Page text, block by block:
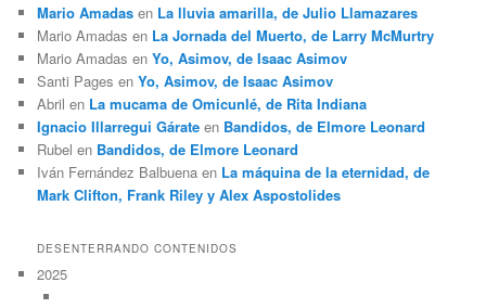
Mario Amadas en La lluvia amarilla, de Julio Llamazares
Mario Amadas en La Jornada del Muerto, de Larry McMurtry
Mario Amadas enYo, Asimov, de Isaac Asimov
Santi Pages enYo, Asimov, de Isaac Asimov
Abril en La mucama de Omicunlé, de Rita Indiana
Ignacio Illarregui Gárate en Bandidos, de Elmore Leonard
Rubel en Bandidos, de Elmore Leonard
Iván Fernández Balbuena en La máquina de la eternidad, de
Mark Clifton, Frank Riley y Alex Aspostolides
DESENTERRANDO CONTENIDOS
2025